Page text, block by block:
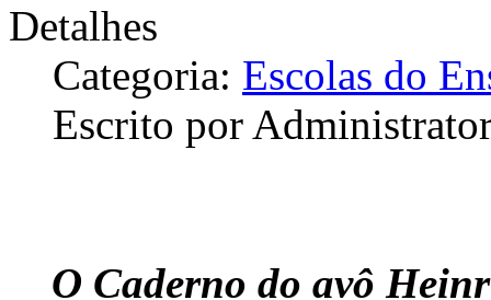
Detalhes
Categoria: Escolas do
Escrito por
O Caderno do avô